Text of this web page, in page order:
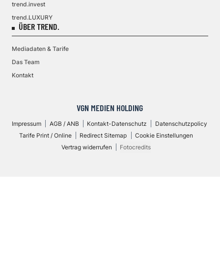
trend.invest
trend.LUXURY
ÜBER TREND.
Mediadaten & Tarife
Das Team
Kontakt
VGN MEDIEN HOLDING
Impressum AGB / ANB Kontakt-Datenschutz
Datenschutzpolicy
Tarife Print / Online
Redirect Sitemap
Cookie Einstellungen
Vertrag widerrufen
Fotocredits